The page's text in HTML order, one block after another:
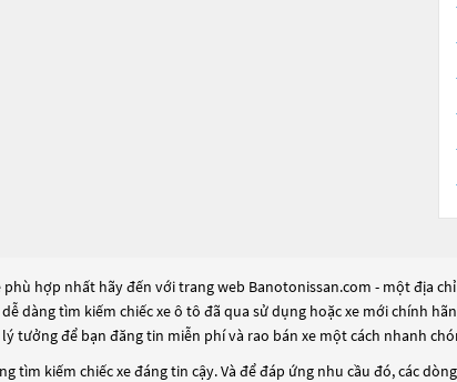
hợp nhất hãy đến với trang web Banotonissan.com - một địa
dàng tìm kiếm chiếc xe ô tô đã qua sử dụng hoặc xe mới chính
tưởng để bạn đăng tin miễn phí và rao bán xe một cách nhanh
kiếm chiếc xe đáng tin cậy. Và để đáp ứng nhu cầu đó, các dòng